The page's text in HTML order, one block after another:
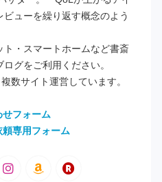
ューを繰り返す概念のよう
・スマートホームなど書斎
グをご利用ください。
数サイト運営しています。
せフォーム
頼専用フォーム